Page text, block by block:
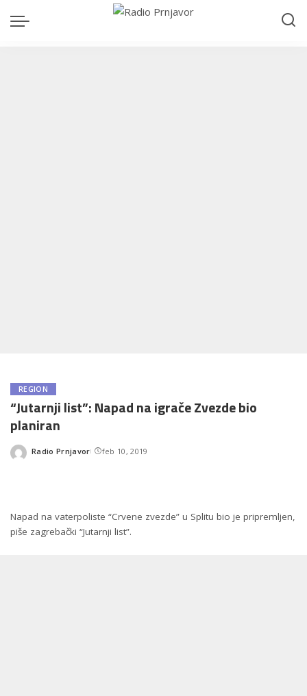
REGION
“Jutarnji list”: Napad na igrače Zvezde bio
planiran
Posted
Radio Prnjavor feb 10, 2019
Napad na vaterpoliste “Crvene zvezde” u Splitu bio je pripremljen,
piše zagrebački “Jutarnji list”.